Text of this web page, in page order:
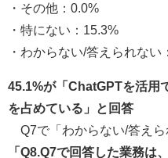
・その他：0.0%
・特にない：15.3%
・わからない/答えられない
45.1%が「ChatGPTを活用
を占めている」と回答
Q7で「わからない/答えら
「Q8.Q7で回答した業務は